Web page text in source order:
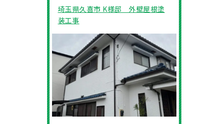
埼玉県久喜市 K様邸 外壁屋根塗
装工事